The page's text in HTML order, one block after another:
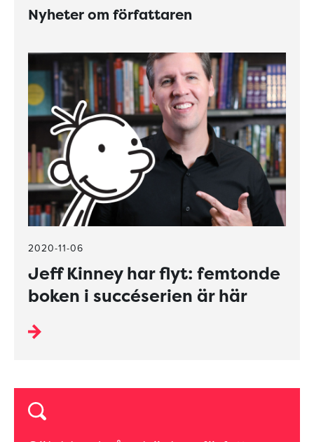
Nyheter om författaren
2020-11-06
Jeff Kinney har flyt: femtonde
boken i succéserien är här